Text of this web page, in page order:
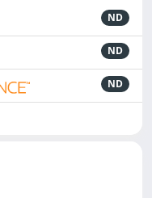
ND
ND
ND